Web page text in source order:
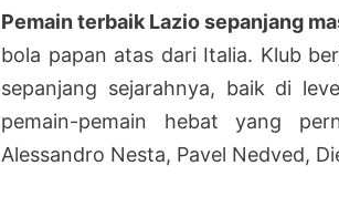
Pemain terbaik Lazio sepanjang
bola papan atas dari Italia. Klub
sepanjang sejarahnya, baik di
pemain-pemain hebat yang
Alessandro Nesta, Pavel Nedved,